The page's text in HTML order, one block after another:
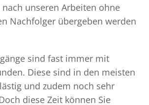
unseren Arbeiten ohne
Nachfolger übergeben werden
sind fast immer mit
Diese sind in den meisten
und zudem noch sehr
diese Zeit können Sie